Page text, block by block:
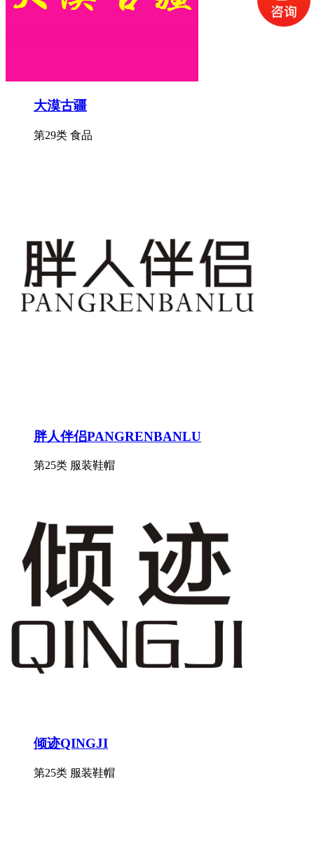
大漠古疆
第29类 食品
胖人伴侣PANGRENBANLU
第25类 服装鞋帽
倾迹QINGJI
第25类 服装鞋帽